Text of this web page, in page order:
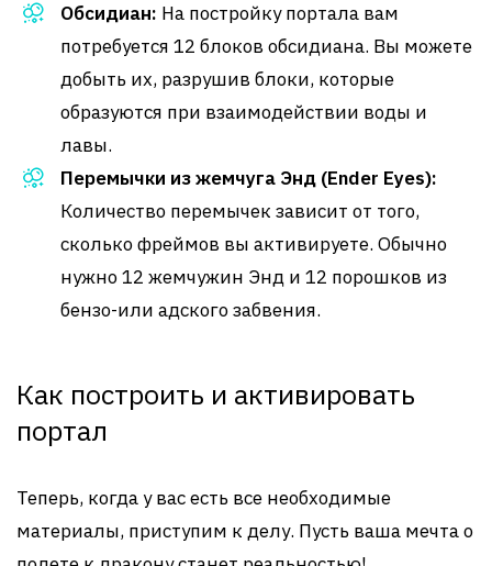
Обсидиан: На постройку портала вам
потребуется 12 блоков обсидиана. Вы можете
добыть их, разрушив блоки, которые
образуются при взаимодействии воды и
лавы.
Перемычки из жемчуга Энд (Ender Eyes):
Количество перемычек зависит от того,
сколько фреймов вы активируете. Обычно
нужно 12 жемчужин Энд и 12 порошков из
бензо-или адского забвения.
Как построить и активировать
портал
Теперь, когда у вас есть все необходимые
материалы, приступим к делу. Пусть ваша мечта о